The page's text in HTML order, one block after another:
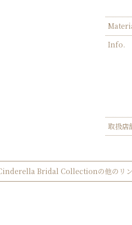
Info.
取扱店
Bridal Collectionの他のリン